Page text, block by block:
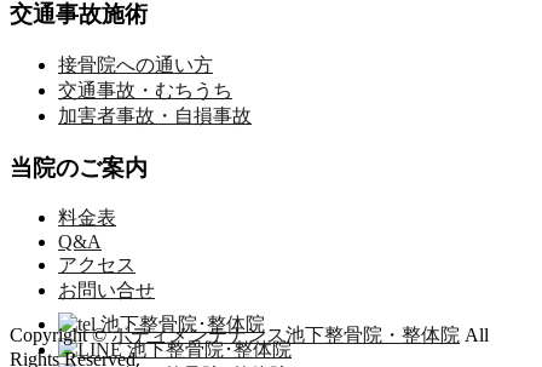
交通事故施術
接骨院への通い方
交通事故・むちうち
加害者事故・自損事故
当院のご案内
料金表
Q&A
アクセス
お問い合せ
Copyright ©ボディメンテナンス池下整骨院・整体院 All
Rights Reserved.